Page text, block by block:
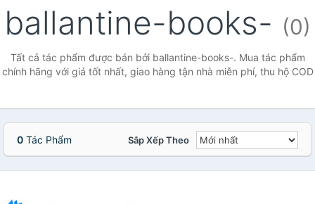
ballantine-books- (0)
Tất cả tác phẩm được bán bởi ballantine-books-. Mua tác phẩm
chính hãng với giá tốt nhất, giao hàng tận nhà miễn phí, thu hộ COD
0 Tác Phẩm Sắp Xếp Theo